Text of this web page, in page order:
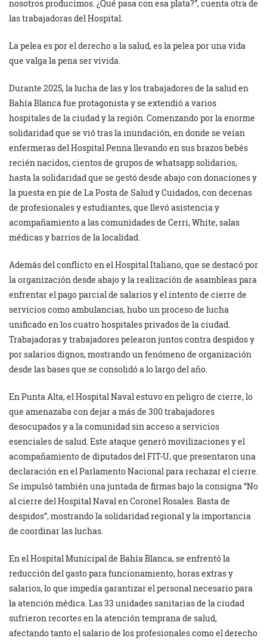
nosotros producimos. ¿Qué pasa con esa plata?”, cuenta otra de
las trabajadoras del Hospital.
La pelea es por el derecho a la salud, es la pelea por una vida
que valga la pena ser vivida.
Durante 2025, la lucha de las y los trabajadores de la salud en
Bahía Blanca fue protagonista y se extendió a varios
hospitales de la ciudad y la región. Comenzando por la enorme
solidaridad que se vió tras la inundación, en donde se veían
enfermeras del Hospital Penna llevando en sus brazos bebés
recién nacidos, cientos de grupos de whatsapp solidarios,
hasta la solidaridad que se gestó desde abajo con donaciones y
la puesta en pie de La Posta de Salud y Cuidados, con decenas
de profesionales y estudiantes, que llevó asistencia y
acompañamiento a las comunidades de Cerri, White, salas
médicas y barrios de la localidad.
Además del conflicto en el Hospital Italiano, que se destacó por
la organización desde abajo y la realización de asambleas para
enfrentar el pago parcial de salarios y el intento de cierre de
servicios como ambulancias, hubo un proceso de lucha
unificado en los cuatro hospitales privados de la ciudad.
Trabajadoras y trabajadores pelearon juntos contra despidos y
por salarios dignos, mostrando un fenómeno de organización
desde las bases que se consolidó a lo largo del año.
En Punta Alta, el Hospital Naval estuvo en peligro de cierre, lo
que amenazaba con dejar a más de 300 trabajadores
desocupados y a la comunidad sin acceso a servicios
esenciales de salud. Este ataque generó movilizaciones y el
acompañamiento de diputados del FIT-U, que presentaron una
declaración en el Parlamento Nacional para rechazar el cierre.
Se impulsó también una juntada de firmas bajo la consigna “No
al cierre del Hospital Naval en Coronel Rosales. Basta de
despidos”, mostrando la solidaridad regional y la importancia
de coordinar las luchas.
En el Hospital Municipal de Bahía Blanca, se enfrentó la
reducción del gasto para funcionamiento, horas extras y
salarios, lo que impedía garantizar el personal necesario para
la atención médica. Las 33 unidades sanitarias de la ciudad
sufrieron recortes en la atención temprana de salud,
afectando tanto el salario de los profesionales como el derecho